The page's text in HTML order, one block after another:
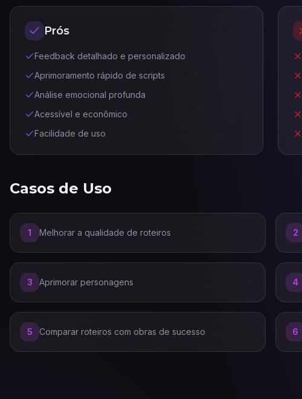
Prós
Feedback detalhado e personalizado
Aprimoramento rápido de scripts
Análise emocional profunda
Acessível e econômico
Facilidade de uso
Casos de Uso
1 Melhorar a qualidade de roteiros 2
3 Aprimorar personagens 4
5 Comparar roteiros com obras de sucesso 6